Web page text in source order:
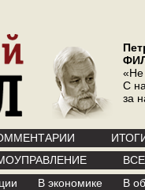
«Не
С
за
В экономике
В